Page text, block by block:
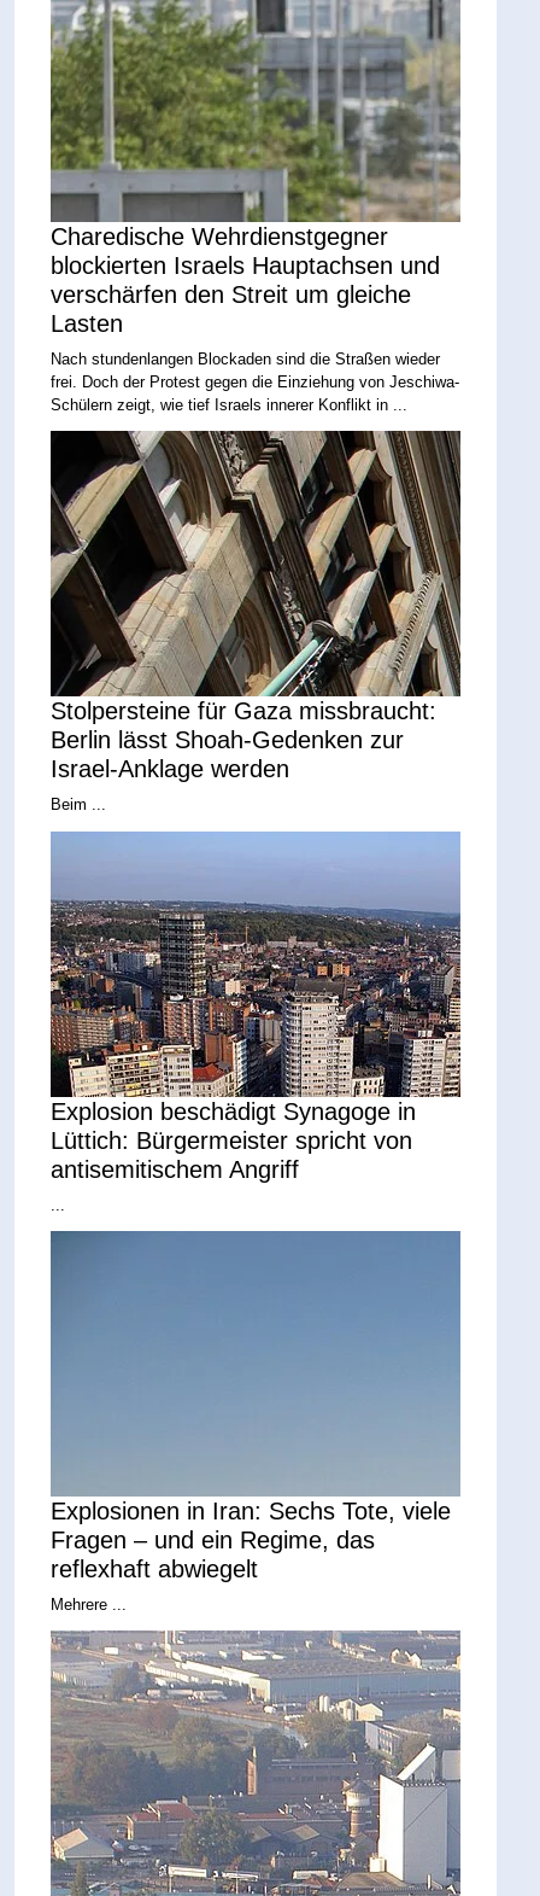
Charedische Wehrdienstgegner
blockierten Israels Hauptachsen und
verschärfen den Streit um gleiche
Lasten
Nach stundenlangen Blockaden sind die Straßen wieder
frei. Doch der Protest gegen die Einziehung von Jeschiwa-
Schülern zeigt, wie tief Israels innerer Konflikt in ...
Stolpersteine für Gaza missbraucht:
Berlin lässt Shoah-Gedenken zur
Israel-Anklage werden
Beim ...
Explosion beschädigt Synagoge in
Lüttich: Bürgermeister spricht von
antisemitischem Angriff
Explosionen in Iran: Sechs Tote, viele
Fragen – und ein Regime, das
reflexhaft abwiegelt
Mehrere ...